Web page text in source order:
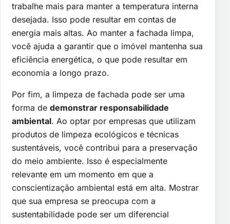
trabalhe mais para manter a temperatura interna
desejada. Isso pode resultar em contas de
energia mais altas. Ao manter a fachada limpa,
você ajuda a garantir que o imóvel mantenha sua
eficiência energética, o que pode resultar em
economia a longo prazo.
Por fim, a limpeza de fachada pode ser uma
forma de demonstrar responsabilidade
ambiental. Ao optar por empresas que utilizam
produtos de limpeza ecológicos e técnicas
sustentáveis, você contribui para a preservação
do meio ambiente. Isso é especialmente
relevante em um momento em que a
conscientização ambiental está em alta. Mostrar
que sua empresa se preocupa com a
sustentabilidade pode ser um diferencial